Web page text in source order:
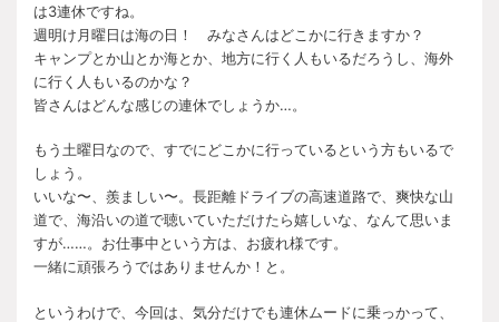
は3連休ですね。
週明け月曜日は海の日！ みなさんはどこかに行きますか？
キャンプとか山とか海とか、地方に行く人もいるだろうし、海外
に行く人もいるのかな？
皆さんはどんな感じの連休でしょうか…。
もう土曜日なので、すでにどこかに行っているという方もいるで
しょう。
いいな〜、羨ましい〜。長距離ドライブの高速道路で、爽快な山
道で、海沿いの道で聴いていただけたら嬉しいな、なんて思いま
すが……。お仕事中という方は、お疲れ様です。
一緒に頑張ろうではありませんか！と。
というわけで、今回は、気分だけでも連休ムードに乗っかって、